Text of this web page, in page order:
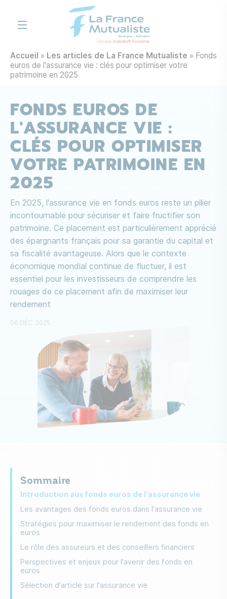
Aller au contenu principal
Accueil Les articles de La France Mutualiste
Fonds
euros de l'assurance vie : clés pour optimiser votre
patrimoine en 2025
FONDS EUROS DE
L'ASSURANCE VIE :
CLÉS POUR OPTIMISER
VOTRE PATRIMOINE EN
2025
En 2025, l'assurance vie en fonds euros reste un pilier
incontournable pour sécuriser et faire fructifier son
patrimoine. Ce placement est particulièrement apprécié
des épargnants français pour sa garantie du capital et
sa fiscalité avantageuse. Alors que le contexte
économique mondial continue de fluctuer, il est
essentiel pour les investisseurs de comprendre les
rouages de ce placement afin de maximiser leur
rendement
06 DÉC. 2025
Sommaire
Introduction aux fonds euros de l'assurance vie
Les avantages des fonds euros dans l'assurance vie
Stratégies pour maximiser le rendement des fonds en
euros
Le rôle des assureurs et des conseillers financiers
Perspectives et enjeux pour l'avenir des fonds en
euros
Sélection d'article sur l'assurance vie